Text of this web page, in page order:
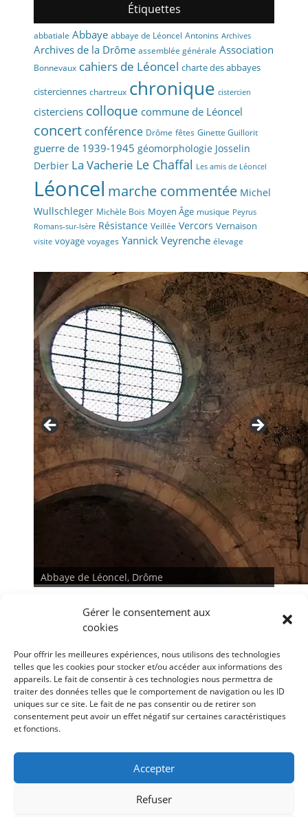
Gérer le consentement aux
cookies
Pour offrir les meilleures expériences, nous utilisons des technologies
telles que les cookies pour stocker et/ou accéder aux informations des
appareils. Le fait de consentir à ces technologies nous permettra de
traiter des données telles que le comportement de navigation ou les ID
uniques sur ce site. Le fait de ne pas consentir ou de retirer son
consentement peut avoir un effet négatif sur certaines caractéristiques
et fonctions.
Accepter
Refuser
Étiquettes
abbatiale Abbaye abbaye de Léoncel Antonins Archives
Archives de la Drôme assemblée générale Association
Bonnevaux cahiers de Léoncel charte des abbayes
cisterciennes chartreux chronique cistercien
cisterciens colloque commune de Léoncel
concert conférence Drôme fêtes Ginette Guillorit
guerre de 1939-1945 géomorphologie Josselin
Derbier La Vacherie Le Chaffal Les amis de Léoncel
Léoncel marche commentée Michel
Wullschleger Michèle Bois Moyen Âge musique Peyrus
Romans-sur-Isère Résistance Veillée Vercors Vernaison
visite voyage voyages Yannick Veyrenche élevage
Abbaye de Léoncel, Drôme
< >
Conditions générales
Déclaration de confidentialité